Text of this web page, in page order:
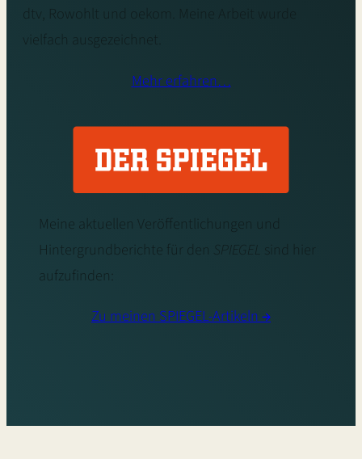
dtv, Rowohlt und oekom. Meine Arbeit wurde
vielfach ausgezeichnet.
Mehr erfahren…
Meine aktuellen Veröffentlichungen und
Hintergrundberichte für den SPIEGEL
sind hier
aufzufinden:
Zu meinen SPIEGEL-Artikeln→